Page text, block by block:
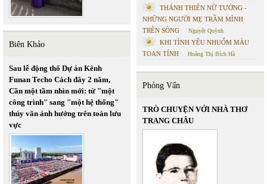
Biên Khảo
Sau lễ động thổ Dự án Kênh
Funan Techo Cách đây 2 năm,
Cần một tầm nhìn mới: từ "một
công trình" sang "một hệ thống"
thủy văn ảnh hưởng trên toàn lưu
vực
THÁNH THIÊN NỮ TƯỚNG -
NHỮNG NGƯỜI MẸ TRẦM MÌNH
TRÊN SÔNG
Nguyệt Quỳnh
KHI TÌNH YÊU NHUỐM MÀU
TOAN TÍNH
Hoàng Thị Bích Hà
Phỏng Vấn
TRÒ CHUYỆN VỚI NHÀ THƠ
TRANG CHÂU